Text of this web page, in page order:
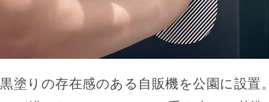
黒塗りの存在感のある自販機を公園に設置